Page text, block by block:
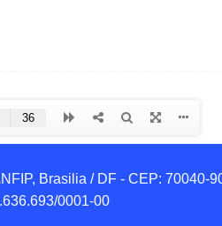
Brasilia / DF - CEP: 70040-
0001-00